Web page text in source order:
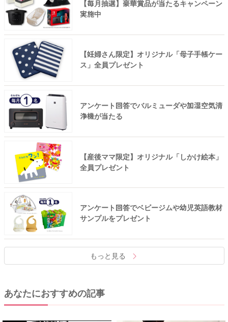
【毎月抽選】豪華賞品が当たるキャンペーン
実施中
【妊婦さん限定】オリジナル「母子手帳ケー
ス」全員プレゼント
アンケート回答でバルミューダや加湿空気清
浄機が当たる
【産後ママ限定】オリジナル「しかけ絵本」
全員プレゼント
アンケート回答でベビージムや幼児英語教材
サンプルをプレゼント
もっと見る
あなたにおすすめの記事